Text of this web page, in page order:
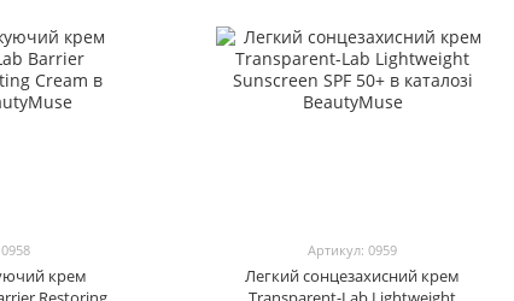
крем
Артикул: 0959
Легкий сонцезахисний крем